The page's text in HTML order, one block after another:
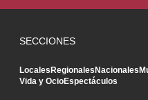
SECCIONES
LocalesRegionalesNacionales
Vida y OcioEspectáculos